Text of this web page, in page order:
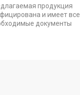
продукция
и имеет все
документы